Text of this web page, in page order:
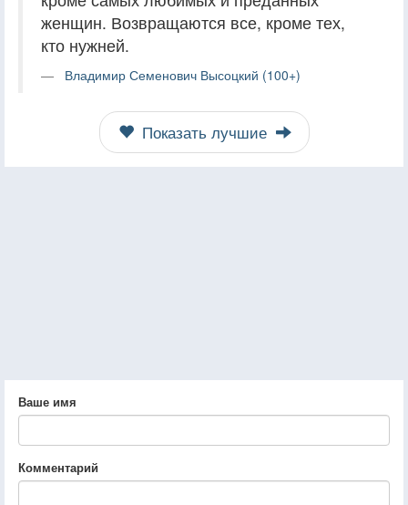
женщин. Возвращаются все, кроме тех,
кто нужней.
Владимир Семенович Высоцкий (100+)
Показать лучшие
Ваше имя
Комментарий